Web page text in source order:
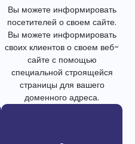
Вы можете информировать
посетителей о своем сайте.
Вы можете информировать
своих клиентов о своем веб-
сайте с помощью
специальной строящейся
страницы для вашего
доменного адреса.